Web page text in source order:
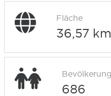
Fläche
36,57
686